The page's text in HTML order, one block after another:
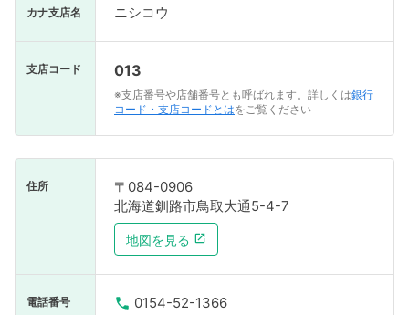
カナ支店名 ニシコウ
支店コード 013
※支店番号や店舗番号とも呼ばれます。詳しくは銀行
コード・支店コードとはをご覧ください
住所
〒084-0906
北海道釧路市鳥取大通5-4-7
地図を見る
電話番号 0154-52-1366